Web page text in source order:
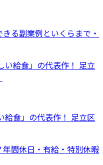
る副業例といくらまで・
給食」の代表作！ 足立区